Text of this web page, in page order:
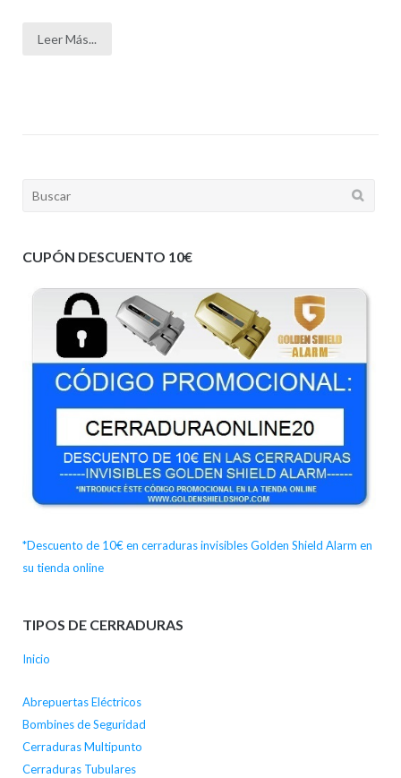
Leer Más...
Buscar:
CUPÓN DESCUENTO 10€
*Descuento de 10€ en cerraduras invisibles Golden Shield Alarm en
su tienda online
TIPOS DE CERRADURAS
Inicio
Abrepuertas Eléctricos
Bombines de Seguridad
Cerraduras Multipunto
Cerraduras Tubulares